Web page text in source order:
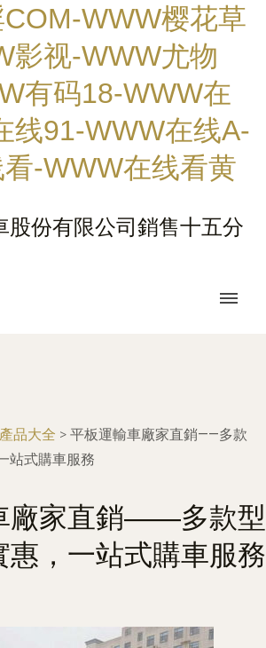
WWW樱花草
影视-WWW尤物
有码18-WWW在
线91-WWW在线A-
-WWW在线看黄
股份有限公司銷售十五分
產品大全 > 平板運輸車廠家直銷——多款
站式購車服務
廠家直銷——多款型
惠，一站式購車服務